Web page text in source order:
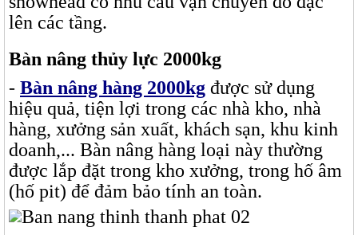
lên các tầng.
Bàn nâng thủy lực 2000kg
- Bàn nâng hàng 2000kg được sử dụng
hiệu quả, tiện lợi trong các nhà kho, nhà
hàng, xưởng sản xuất, khách sạn, khu kinh
doanh,... Bàn nâng hàng loại này thường
được lắp đặt trong kho xưởng, trong hố âm
(hố pit) để đảm bảo tính an toàn.